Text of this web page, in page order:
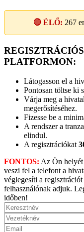
🔴 ÉLŐ: 267
PLATFORMON:
Látogasson el a
Pontosan töltse ki
Várja meg a
megerősítéséhez.
Fizesse be a
A rendszer a
elindul.
A regisztrációkat
FONTOS: Az Ön
veszi fel a telefont a
véglegesíti a
felhasználónak adjuk.
időben!